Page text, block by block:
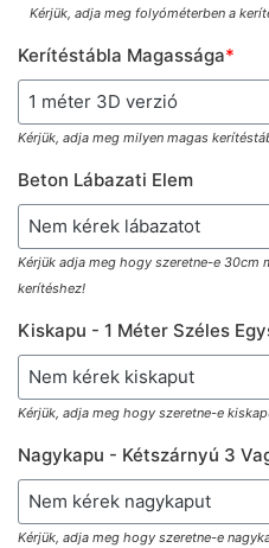
Kérjük, adja meg folyóméterben a
Kerítéstábla Magassága*
Kérjük, adja meg milyen magas
Beton Lábazati Elem
Kérjük adja meg hogy szeretne-e 30cm
kerítéshez!
Kiskapu - 1 Méter Széles
Kérjük, adja meg hogy szeretne-e
Nagykapu - Kétszárnyú 3
Kérjük, adja meg hogy szeretne-e